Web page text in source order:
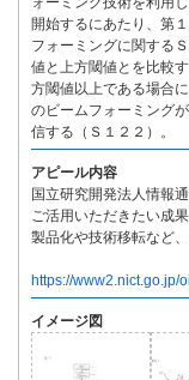
開始するにあたり、第
フォーミングに関する
値と上方閾値とを比較
方閾値以上である場合
のビームフォーミング
信する（Ｓ１２２）。
アピール内容
国立研究開発法人情報
ご活用いただきたい成
製品化や技術移転など
https://www2.nict.go.jp/
イメージ図